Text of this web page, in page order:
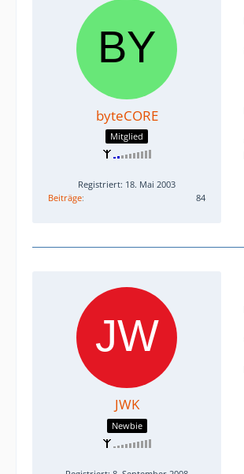
byteCORE
Mitglied
Registriert: 18. Mai 2003
Beiträge
84
JWK
Newbie